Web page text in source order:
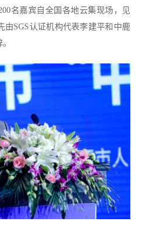
名嘉宾自全国各地云集现场，见
由SGS认证机构代表李建平和中鹿